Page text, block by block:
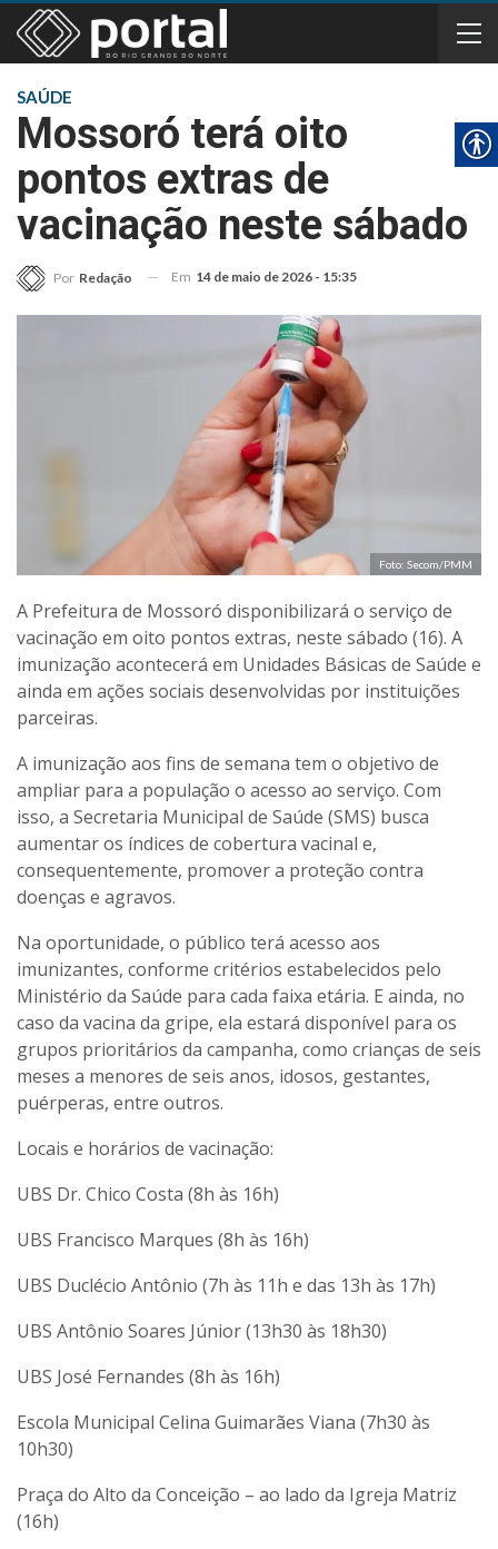
SAÚDE
Mossoró terá oito
pontos extras de
vacinação neste sábado
Por Redação Em 14 de maio de 2026 - 15:35
Foto: Secom/PMM
A Prefeitura de Mossoró disponibilizará o serviço de
vacinação em oito pontos extras, neste sábado (16). A
imunização acontecerá em Unidades Básicas de Saúde e
ainda em ações sociais desenvolvidas por instituições
parceiras.
A imunização aos fins de semana tem o objetivo de
ampliar para a população o acesso ao serviço. Com
isso, a Secretaria Municipal de Saúde (SMS) busca
aumentar os índices de cobertura vacinal e,
consequentemente, promover a proteção contra
doenças e agravos.
Na oportunidade, o público terá acesso aos
imunizantes, conforme critérios estabelecidos pelo
Ministério da Saúde para cada faixa etária. E ainda, no
caso da vacina da gripe, ela estará disponível para os
grupos prioritários da campanha, como crianças de seis
meses a menores de seis anos, idosos, gestantes,
puérperas, entre outros.
Locais e horários de vacinação:
UBS Dr. Chico Costa (8h às 16h)
UBS Francisco Marques (8h às 16h)
UBS Duclécio Antônio (7h às 11h e das 13h às 17h)
UBS Antônio Soares Júnior (13h30 às 18h30)
UBS José Fernandes (8h às 16h)
Escola Municipal Celina Guimarães Viana (7h30 às
10h30)
Praça do Alto da Conceição – ao lado da Igreja Matriz
(16h)